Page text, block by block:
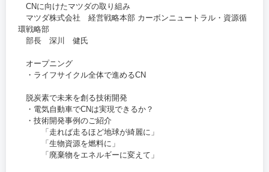
CNに向けたマツダの取り組み
マツダ株式会社 経営戦略本部 カーボンニュートラル・資源循
環戦略部
部長 深川 健氏
オープニング
・ライフサイクル全体で進めるCN
脱炭素で未来を創る技術開発
・電気自動車でCNは実現できるか？
・技術開発事例のご紹介
「走れば走るほど地球が綺麗に」
「生物資源を燃料に」
「廃棄物をエネルギーに変えて」